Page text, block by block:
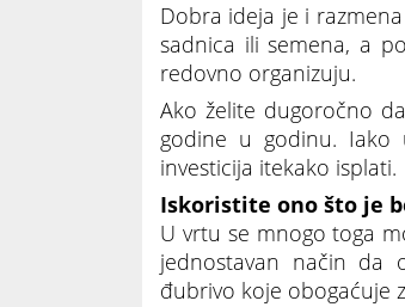
Dobra ideja je i
sadnica ili semena, a
redovno organizuju.
Ako želite dugoročno
godine u godinu. Iako
investicija itekako isplati.
Iskoristite ono što je
U vrtu se mnogo toga
jednostavan način da
đubrivo koje obogaćuje